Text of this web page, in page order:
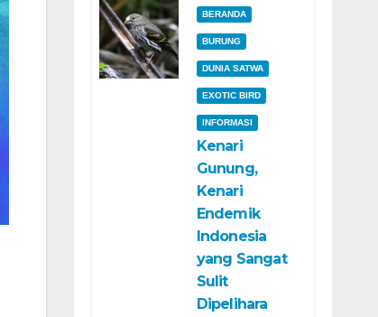
BERANDA
BURUNG
DUNIA SATWA
EXOTIC BIRD
INFORMASI
Kenari
Gunung,
Kenari
Endemik
Indonesia
yang Sangat
Sulit
Dipelihara